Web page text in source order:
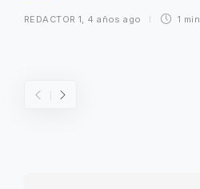
REDACTOR 1, 4 años ago 1 min